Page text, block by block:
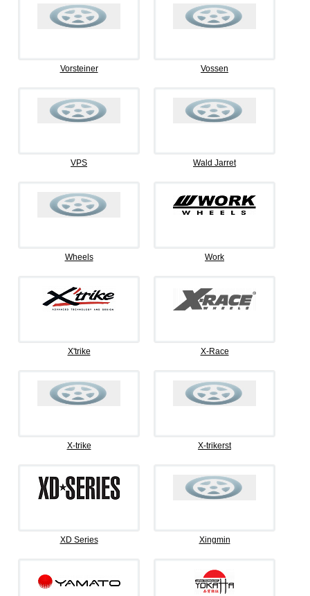
Vorsteiner Vossen
VPS Wald Jarret
Wheels Work
X'trike X-Race
X-trike X-trikerst
XD Series Xingmin